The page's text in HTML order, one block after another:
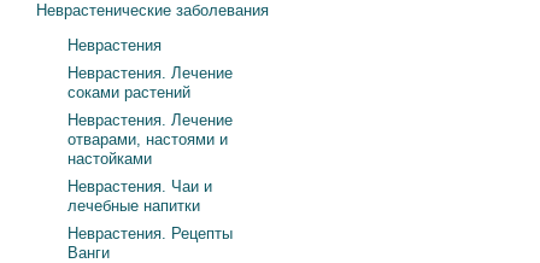
Неврастенические заболевания
Неврастения
Неврастения. Лечение
соками растений
Неврастения. Лечение
отварами, настоями и
настойками
Неврастения. Чаи и
лечебные напитки
Неврастения. Рецепты
Ванги